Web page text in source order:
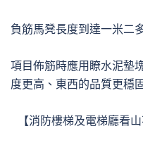
負筋馬凳長度到達一米二
項目佈筋時應用瞭水泥墊
度更高、東西的品質更
【消防樓梯及電梯廳看山